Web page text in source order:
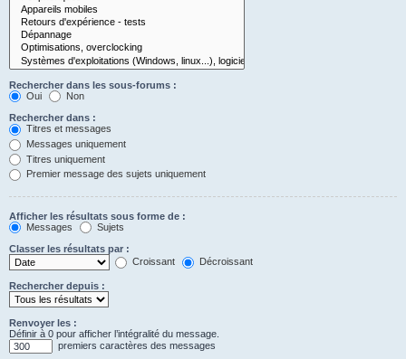
Rechercher dans les sous-forums :
Oui
Non
Rechercher dans :
Titres et messages
Messages uniquement
Titres uniquement
Premier message des sujets uniquement
Afficher les résultats sous forme de :
Messages
Sujets
Classer les résultats par :
Croissant
Décroissant
Rechercher depuis :
Renvoyer les :
Définir à 0 pour afficher l’intégralité du message.
premiers caractères des messages